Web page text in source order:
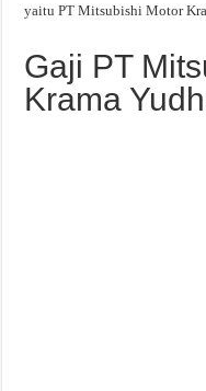
yaitu PT Mitsubishi Motor
Gaji PT
Krama